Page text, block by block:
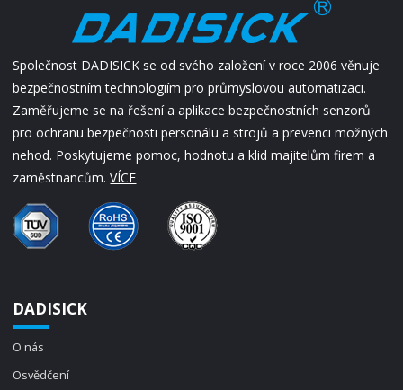
Společnost DADISICK se od svého založení v roce 2006 věnuje
bezpečnostním technologiím pro průmyslovou automatizaci.
Zaměřujeme se na řešení a aplikace bezpečnostních senzorů
pro ochranu bezpečnosti personálu a strojů a prevenci možných
nehod. Poskytujeme pomoc, hodnotu a klid majitelům firem a
zaměstnancům.VÍCE
DADISICK
O nás
Osvědčení